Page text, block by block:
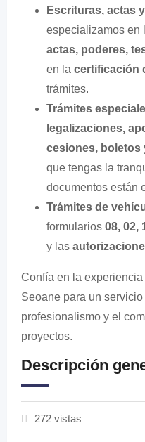
Escrituras, actas
especializamos en
actas, poderes,
en la certificación
trámites.
Trámites
legalizaciones,
cesiones, boletos
que tengas la
documentos están
Trámites de
formularios 08, 02,
y las
Confía en la
Seoane para un
profesionalismo y el
proyectos.
Descripción
272 vistas